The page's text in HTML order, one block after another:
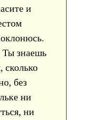
и
знаешь
сколько
без
ни
ни